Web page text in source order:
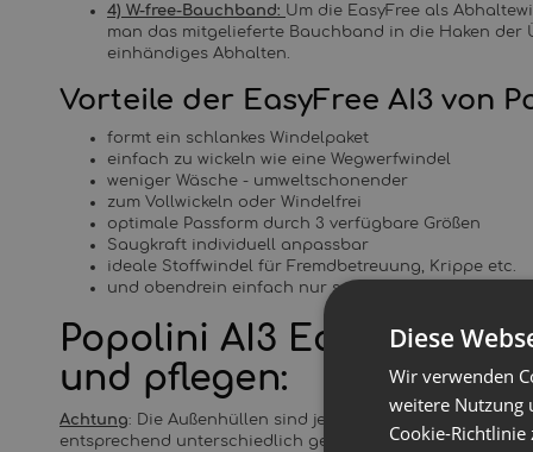
4) W-free-Bauchband: Um die EasyFree als
man das mitgelieferte Bauchband in die Haken der
einhändiges Abhalten.
Vorteile der EasyFree AI3 von
formt ein schlankes Windelpaket
einfach zu wickeln wie eine Wegwerfwindel
weniger Wäsche - umweltschonender
zum Vollwickeln oder Windelfrei
optimale Passform durch 3 verfügbare Größen
Saugkraft individuell anpassbar
ideale Stoffwindel für Fremdbetreuung, Krippe etc.
und obendrein einfach nur schön!
Popolini AI3 Easy Free
und pflegen:
Achtung: Die Außenhüllen sind je nach Farbe aus
entsprechend unterschiedlich gewaschen werden. Zu
Diese
Wir verwenden
weitere Nutzung
Cookie-Richtlinie